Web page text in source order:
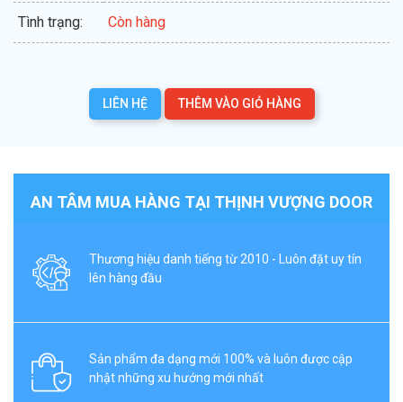
Tình trạng: Còn hàng
LIÊN HỆ THÊM VÀO GIỎ HÀNG
AN TÂM MUA HÀNG TẠI THỊNH VƯỢNG DOOR
Thương hiệu danh tiếng từ 2010 - Luôn đặt uy tín
lên hàng đầu
Sản phẩm đa dạng mới 100% và luôn được cập
nhật những xu hướng mới nhất